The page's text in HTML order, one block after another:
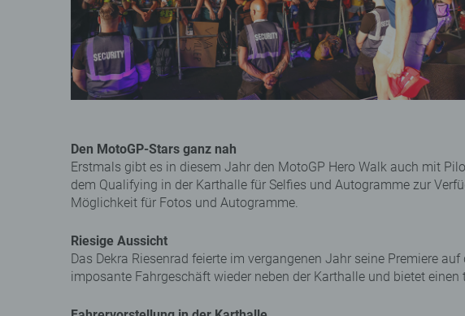
Den MotoGP-Stars ganz nah
Erstmals gibt es in diesem Jahr den MotoGP Hero Walk auch mit
dem Qualifying in der Karthalle für Selfies und Autogramme zur
Möglichkeit für Fotos und Autogramme.
Riesige Aussicht
Das Dekra Riesenrad feierte im vergangenen Jahr seine Premiere
imposante Fahrgeschäft wieder neben der Karthalle und bietet